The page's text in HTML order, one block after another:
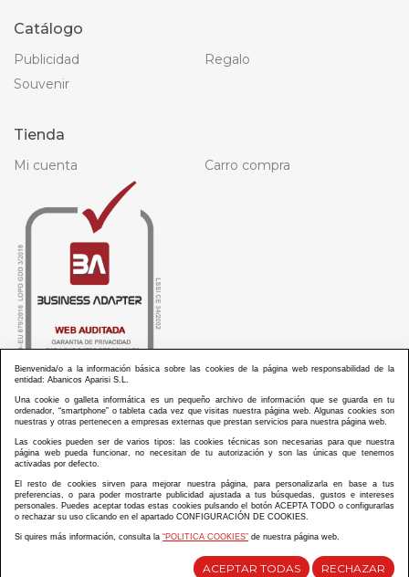
Catálogo
Publicidad
Regalo
Souvenir
Tienda
Mi cuenta Carro compra
ABANICOS APARISI S.L. ha recibido por parte de La Generalitat Valenciana, la cantidad de
100.000 € en apoyo al proyecto HISOLV/2021/3933/46 del PLAN EMPRESARIAL “PLAN RESISITIR
ABANICOS APARISI S.L. ha recibido por parte de La Generalitat Valenciana, la cantidad de 7.000
€ en apoyo al proyecto CMARTE/2021/265/46 del PLAN AYUDAS DIRECTAS ARTESANIA “CMARTE”.
Diseño y desarrollo web Im3diA comunicación
Bienvenida/o a la información básica sobre las cookies de la página web responsabilidad de la
entidad: Abanicos Aparisi S.L.
Una cookie o galleta informática es un pequeño archivo de información que se guarda en tu
ordenador, “smartphone” o tableta cada vez que visitas nuestra página web. Algunas cookies son
nuestras y otras pertenecen a empresas externas que prestan servicios para nuestra página web.
Las cookies pueden ser de varios tipos: las cookies técnicas son necesarias para que nuestra
página web pueda funcionar, no necesitan de tu autorización y son las únicas que tenemos
activadas por defecto.
El resto de cookies sirven para mejorar nuestra página, para personalizarla en base a tus
preferencias, o para poder mostrarte publicidad ajustada a tus búsquedas, gustos e intereses
personales. Puedes aceptar todas estas cookies pulsando el botón ACEPTA TODO o configurarlas
o rechazar su uso clicando en el apartado CONFIGURACIÓN DE COOKIES.
Si quires más información, consulta la “POLITICA COOKIES” de nuestra página web.
ACEPTAR TODAS RECHAZAR